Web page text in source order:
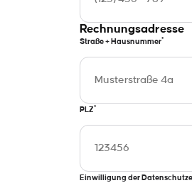
Rechnungsadresse
Straße + Hausnummer*
PLZ*
Einwilligung der